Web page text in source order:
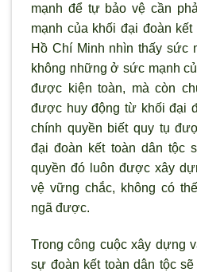
mạnh để tự bảo vệ cần
mạnh của khối đại đoàn
Hồ Chí Minh nhìn thấy sức
không những ở sức mạnh
được kiện toàn, mà còn
được huy động từ khối đại
chính quyền biết quy tụ
đại đoàn kết toàn dân tộc
quyền đó luôn được xây
vệ vững chắc, không có
ngã được.
Trong công cuộc xây dựng
sự đoàn kết toàn dân tộc